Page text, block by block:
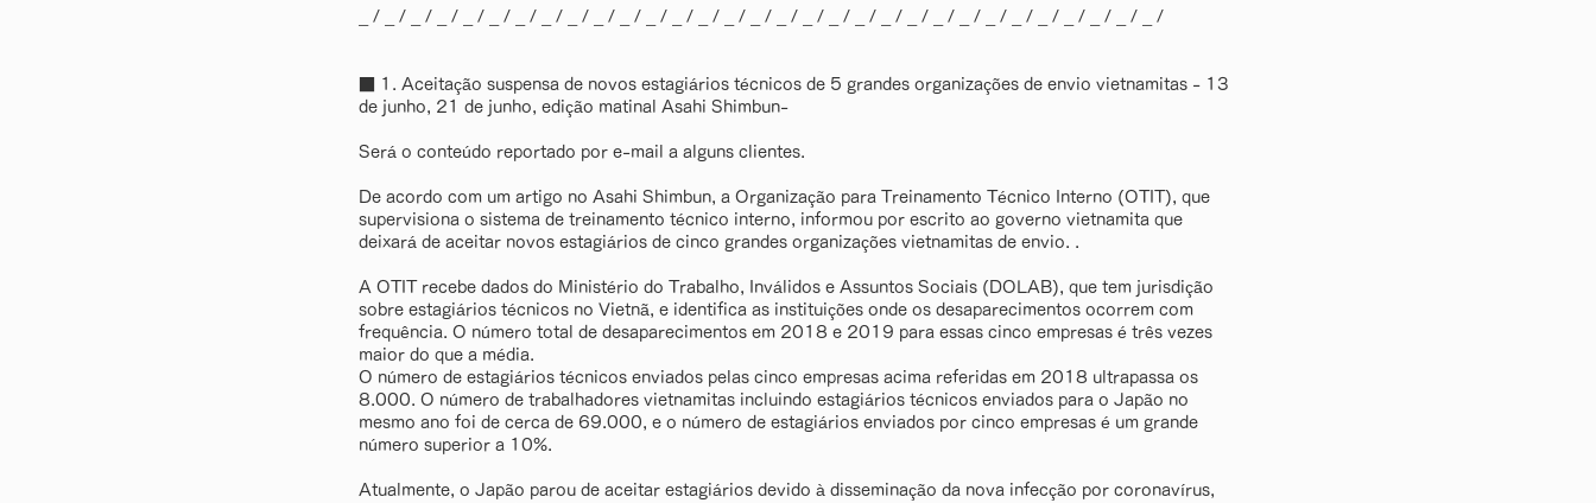
_ / _ / _ / _ / _ / _ / _ / _ / _ / _ / _ / _ / _ / _ / _ / _ / _ / _ / _ / _ / _ / _ / _ / _ / _ / _ / _ / _ / _ / _ / _ /
■ 1. Aceitação suspensa de novos estagiários técnicos de 5 grandes organizações de envio vietnamitas - 13
de junho, 21 de junho, edição matinal Asahi Shimbun-
Será o conteúdo reportado por e-mail a alguns clientes.
De acordo com um artigo no Asahi Shimbun, a Organização para Treinamento Técnico Interno (OTIT), que
supervisiona o sistema de treinamento técnico interno, informou por escrito ao governo vietnamita que
deixará de aceitar novos estagiários de cinco grandes organizações vietnamitas de envio. .
A OTIT recebe dados do Ministério do Trabalho, Inválidos e Assuntos Sociais (DOLAB), que tem jurisdição
sobre estagiários técnicos no Vietnã, e identifica as instituições onde os desaparecimentos ocorrem com
frequência. O número total de desaparecimentos em 2018 e 2019 para essas cinco empresas é três vezes
maior do que a média.
O número de estagiários técnicos enviados pelas cinco empresas acima referidas em 2018 ultrapassa os
8.000. O número de trabalhadores vietnamitas incluindo estagiários técnicos enviados para o Japão no
mesmo ano foi de cerca de 69.000, e o número de estagiários enviados por cinco empresas é um grande
número superior a 10%.
Atualmente, o Japão parou de aceitar estagiários devido à disseminação da nova infecção por coronavírus,